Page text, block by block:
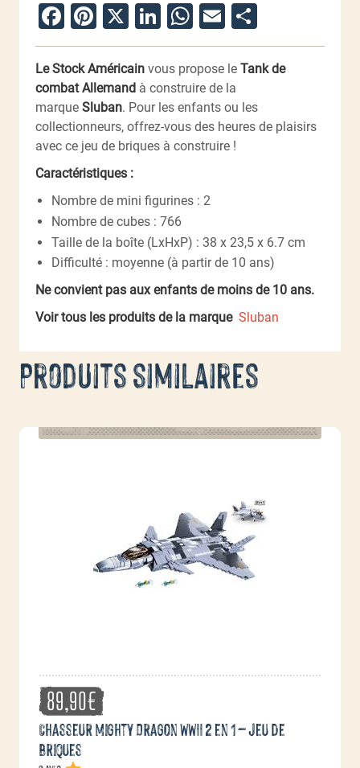
Facebook
Pinterest
X LinkedIn
WhatsApp
Email
Le Stock Américain vous propose le Tank de
combat Allemand à construire de la
marque Sluban. Pour les enfants ou les
collectionneurs, offrez-vous des heures de plaisirs
avec ce jeu de briques à construire !
Caractéristiques :
Nombre de mini figurines : 2
Nombre de cubes : 766
Taille de la boîte (LxHxP) : 38 x 23,5 x 6.7 cm
Difficulté : moyenne (à partir de 10 ans)
Ne convient pas aux enfants de moins de 10 ans.
Voir tous les produits de la marque Sluban
Produits similaires
89,90€
Chasseur Mighty Dragon WWII 2 en 1 – jeu de
briques